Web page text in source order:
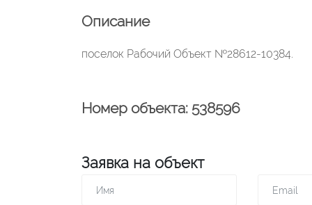
Описание
поселок Рабочий Объект №28612-10384.
Номер объекта: 538596
Заявка на объект